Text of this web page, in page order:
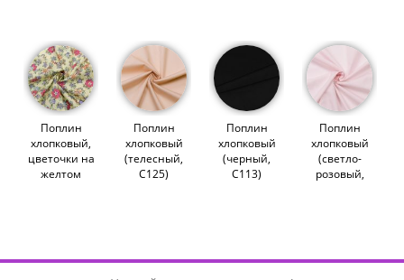
Поплин
хлопковый,
цветочки на
желтом
Поплин
хлопковый
(телесный,
С125)
Поплин
хлопковый
(черный,
С113)
Поплин
хлопковый
(светло-
розовый,